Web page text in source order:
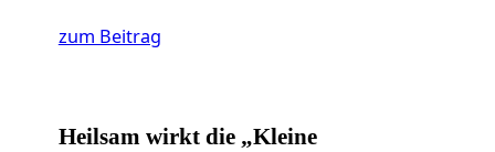
zum Beitrag
Heilsam wirkt die „Kleine